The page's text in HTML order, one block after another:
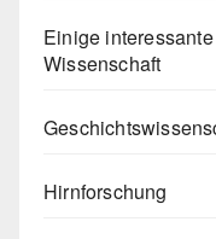
Einige
Wissenschaft
Hirnforschung